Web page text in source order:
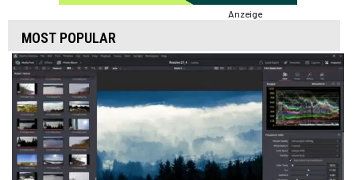
Anzeige
MOST POPULAR